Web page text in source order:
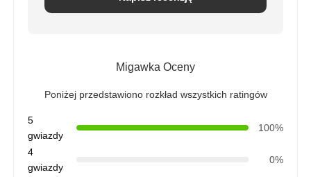
Migawka Oceny
Poniżej przedstawiono rozkład wszystkich ratingów
5
gwiazdy
100%
4
gwiazdy
0%